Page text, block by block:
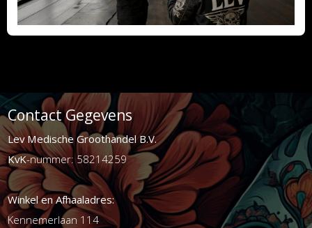
Contact Gegevens
Lev Medische Groothandel B.V.
KvK-nummer: 58214259
Winkel en Afhaaladres:
Kennemerlaan 114